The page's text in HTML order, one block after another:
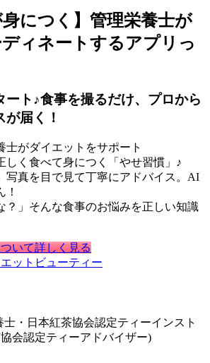
身につく】管理栄養士が
ィネートするアプリっ
ート♪食事を撮るだけ、プロから
届く！
士がダイエットをサポート
しく食べて身につく「やせ習慣」♪
写真を目で見て丁寧にアドバイス。AI
！
？」そんな食事のお悩みを正しい知識
いて詳しく見る
ット ビューティー
士・日本紅茶協会認定ティーインスト
会認定ティーアドバイザー)